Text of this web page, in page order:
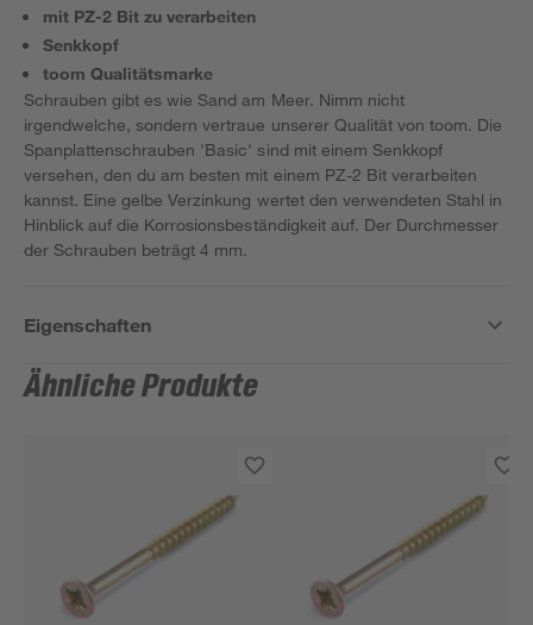
mit PZ-2 Bit zu verarbeiten
Senkkopf
toom Qualitätsmarke
Schrauben gibt es wie Sand am Meer. Nimm nicht
irgendwelche, sondern vertraue unserer Qualität von toom. Die
Spanplattenschrauben 'Basic' sind mit einem Senkkopf
versehen, den du am besten mit einem PZ-2 Bit verarbeiten
kannst. Eine gelbe Verzinkung wertet den verwendeten Stahl in
Hinblick auf die Korrosionsbeständigkeit auf. Der Durchmesser
der Schrauben beträgt 4 mm.
Eigenschaften
Ähnliche Produkte